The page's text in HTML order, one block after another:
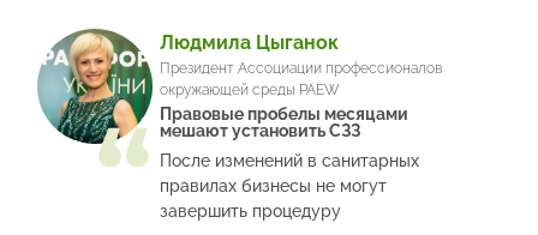
Людмила Цыганок
Президент Ассоциации профессионалов
окружающей среды PAEW
Правовые пробелы месяцами
мешают установить СЗЗ
После изменений в санитарных
правилах бизнесы не могут
завершить процедуру